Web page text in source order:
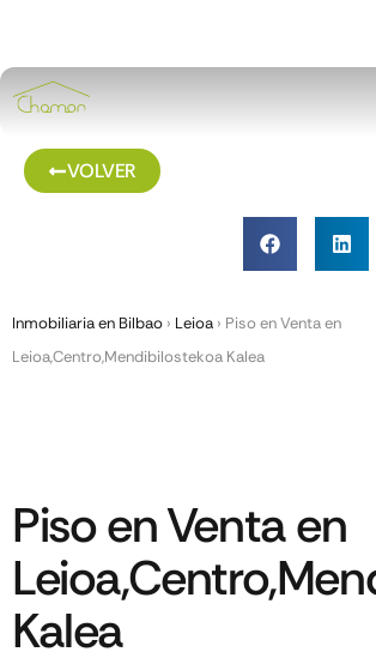
VOLVER
Inmobiliaria en Bilbao › Leioa › Piso en Venta en
Leioa,Centro,Mendibilostekoa Kalea
Piso en Venta en
Kalea